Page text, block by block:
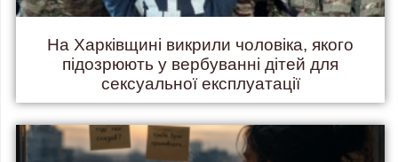
На Харківщині викрили чоловіка, якого
підозрюють у вербуванні дітей для
сексуальної експлуатації